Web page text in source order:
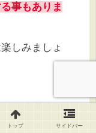
事もありま
しみましょ
ございます。
トップ サイドバー